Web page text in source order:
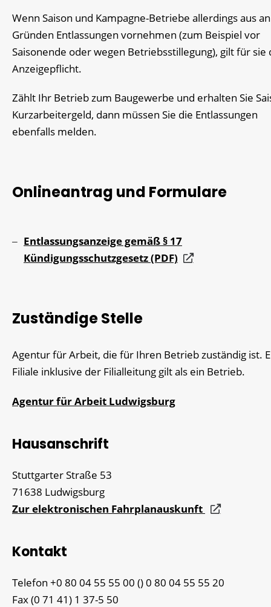
Wenn Saison und Kampagne-Betriebe allerdings aus
Gründen Entlassungen vornehmen (zum Beispiel vor
Saisonende oder wegen Betriebsstillegung), gilt für sie
Anzeigepflicht.
Zählt Ihr Betrieb zum Baugewerbe und erhalten Sie
Kurzarbeitergeld, dann müssen Sie die Entlassungen
ebenfalls melden.
Onlineantrag und Formulare
Entlassungsanzeige gemäß § 17
Kündigungsschutzgesetz (PDF)
Zuständige Stelle
Agentur für Arbeit, die für Ihren Betrieb zuständig ist.
Filiale inklusive der Filialleitung gilt als ein Betrieb.
Agentur für Arbeit Ludwigsburg
Hausanschrift
Stuttgarter Straße 53
71638 Ludwigsburg
Zur elektronischen Fahrplanauskunft
Kontakt
Telefon +0 80 04 55 55 00 () 0 80 04 55 55 20
Fax(0 71 41) 1 37-5 50